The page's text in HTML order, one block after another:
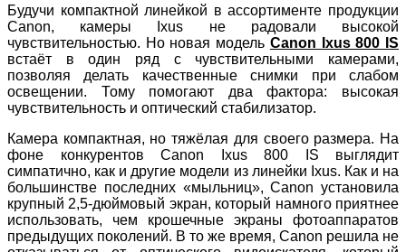
Будучи компактной линейкой в ассортименте продукции
Canon, камеры Ixus не радовали высокой
чувствительностью. Но новая модель Canon Ixus 800 IS
встаёт в один ряд с чувствительными камерами,
позволяя делать качественные снимки при слабом
освещении. Тому помогают два фактора: высокая
чувствительность и оптический стабилизатор.
Камера компактная, но тяжёлая для своего размера. На
фоне конкурентов Canon Ixus 800 IS выглядит
симпатично, как и другие модели из линейки Ixus. Как и на
большинстве последних «мыльниц», Canon установила
крупный 2,5-дюймовый экран, который намного приятнее
использовать, чем крошечные экраны фотоаппаратов
предыдущих поколений. В то же время, Canon решила не